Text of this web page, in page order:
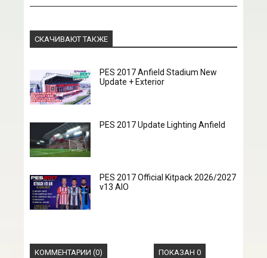
СКАЧИВАЮТ ТАКЖЕ
PES 2017 Anfield Stadium New
Update + Exterior
PES 2017 Update Lighting Anfield
PES 2017 Official Kitpack 2026/2027
v13 AIO
КОММЕНТАРИИ (0) ПОКАЗАН 0